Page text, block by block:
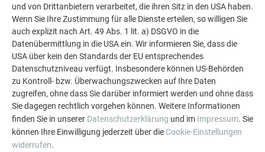
Basisbefestigung
Direkt, mit 3 (kleines Paneel) bzw. 5 (großes Paneel)
Rillennägel 2,8/25
und von Drittanbietern verarbeitet, die ihren Sitz in den USA haben.
Wenn Sie Ihre Zustimmung für alle Dienste erteilen, so willigen Sie
auch explizit nach Art. 49 Abs. 1 lit. a) DSGVO in die
Datenübermittlung in die USA ein. Wir informieren Sie, dass die
USA über kein den Standards der EU entsprechendes
Datenschutzniveau verfügt. Insbesondere können US-Behörden
zu Kontroll- bzw. Überwachungszwecken auf Ihre Daten
zugreifen, ohne dass Sie darüber informiert werden und ohne dass
Sie dagegen rechtlich vorgehen können. Weitere Informationen
finden Sie in unserer Datenschutzerklärung und im Impressum. Sie
können Ihre Einwilligung jederzeit über die Cookie-Einstellungen
widerrufen.